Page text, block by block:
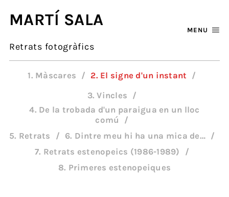
MARTÍ SALA
Retrats fotogràfics
MENU
1. Màscares 2. El signe d'un instant
3. Vincles
4. De la trobada d'un paraigua en un lloc
comú
5. Retrats
6. Dintre meu hi ha una mica de…
7. Retrats estenopeics (1986-1989)
8. Primeres estenopeiques